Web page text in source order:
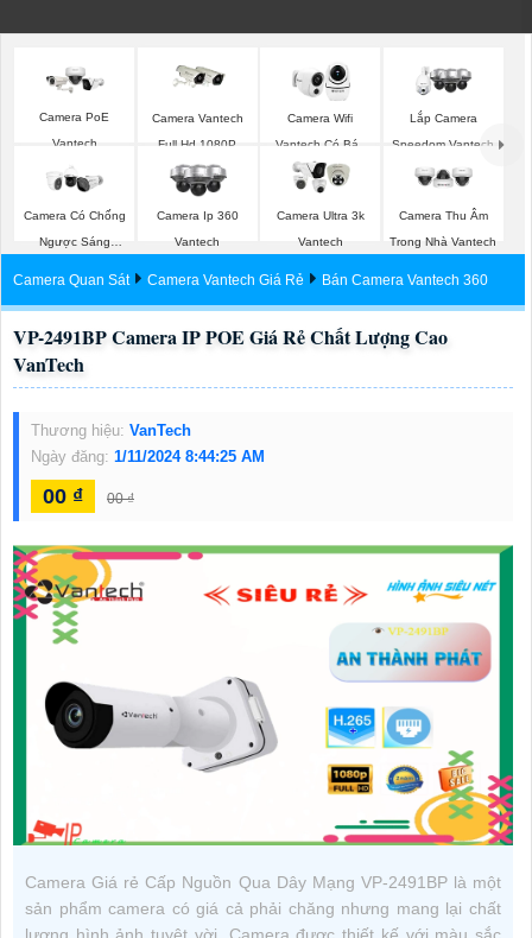
Camera PoE
Vantech
Camera Vantech
Full Hd 1080P
Camera Wifi
Vantech Có Báo
Động
Lắp Camera
Speedom Vantech
Camera Có Chống
Ngược Sáng
Camera Ip 360
Vantech
Camera Ultra 3k
Vantech
Camera Thu Âm
Trong Nhà Vantech
Camera Quan Sát Camera Vantech Giá Rẻ Bán Camera Vantech 360
VP-2491BP Camera IP POE Giá Rẻ Chất Lượng Cao
VanTech
Thương hiệu: VanTech
Ngày đăng: 1/11/2024 8:44:25 AM
00 ₫ 00 ₫
Camera Giá rẻ Cấp Nguồn Qua Dây Mạng VP-2491BP là một
sản phẩm camera có giá cả phải chăng nhưng mang lại chất
lượng hình ảnh tuyệt vời. Camera được thiết kế với màu sắc